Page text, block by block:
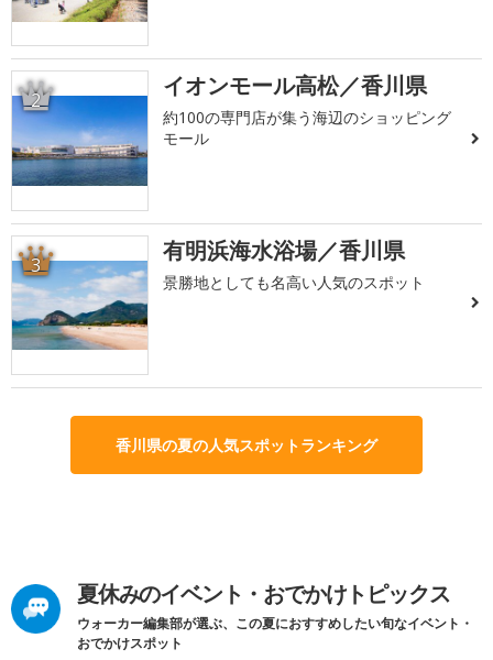
2 イオンモール高松／香川県
約100の専門店が集う海辺のショッピング
モール
3 有明浜海水浴場／香川県
景勝地としても名高い人気のスポット
香川県の夏の人気スポットランキング
夏休みのイベント・おでかけトピックス
ウォーカー編集部が選ぶ、この夏におすすめしたい旬なイベント・
おでかけスポット